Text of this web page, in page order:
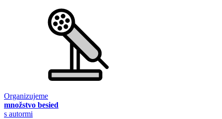
Organizujeme
množstvo besied
s autormi